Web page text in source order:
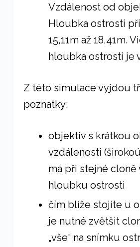
Vzdálenost od
Hloubka ostrosti
15,11m až 18,41m.
hloubka ostrosti je
Z této simulace vyjdou
poznatky:
objektiv s krátkou
vzdálenosti
má při stejné cloně
hloubku ostrosti
čím blíže stojíte u
je nutné zvětšit
„vše“ na snímku